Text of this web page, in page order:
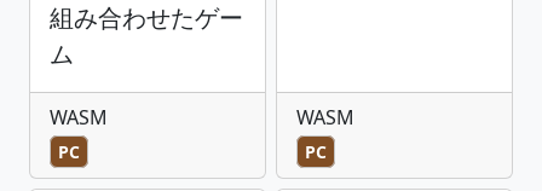
組み合わせたゲー
ム
WASM
PC
WASM
PC